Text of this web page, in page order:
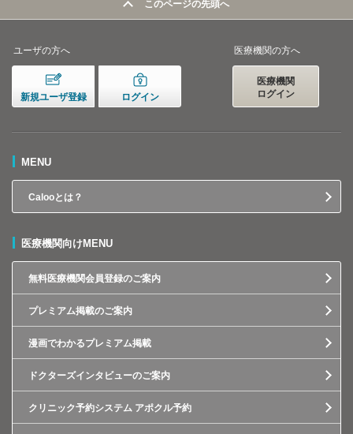
このページの先頭へ
ユーザの方へ
新規ユーザ登録 ログイン
医療機関の方へ
医療機関
ログイン
MENU
Calooとは？
医療機関向けMENU
無料医療機関会員登録のご案内
プレミアム掲載のご案内
漫画でわかるプレミアム掲載
ドクターズインタビューのご案内
クリニック予約システム アポクル予約